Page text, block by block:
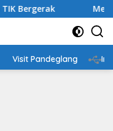
Mengenal
Visit Pandeglang